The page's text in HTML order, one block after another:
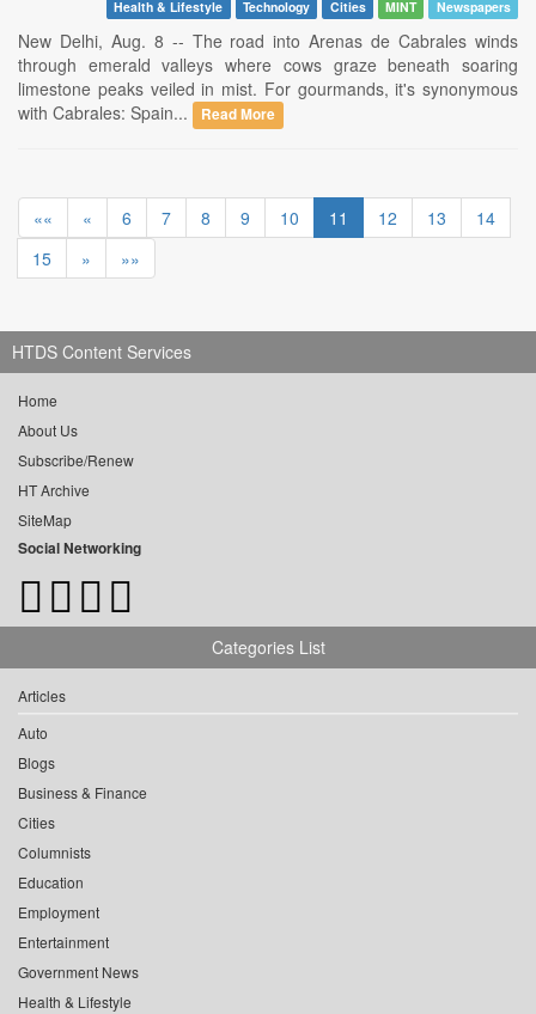
Health & Lifestyle Technology Cities MINT Newspapers
New Delhi, Aug. 8 -- The road into Arenas de Cabrales winds
through emerald valleys where cows graze beneath soaring
limestone peaks veiled in mist. For gourmands, it's synonymous
with Cabrales: Spain...
Read More
«« « 6 7 8 9 10 11 12 13
14
15
» »»
HTDS Content Services
Home
About Us
Subscribe/Renew
HT Archive
SiteMap
Social Networking
Categories List
Articles
Auto
Blogs
Business & Finance
Cities
Columnists
Education
Employment
Entertainment
Government News
Health & Lifestyle